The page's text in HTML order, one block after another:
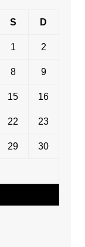
S D
1 2
8 9
15 16
22 23
29 30